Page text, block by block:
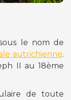
le nom de
autrichienne.
II au 18ème
de toute